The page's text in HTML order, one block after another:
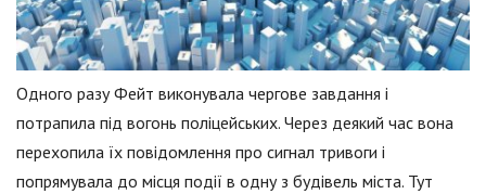
Одного разу Фейт виконувала чергове завдання і
потрапила під вогонь поліцейських. Через деякий час вона
перехопила їх повідомлення про сигнал тривоги і
попрямувала до місця події в одну з будівель міста. Тут